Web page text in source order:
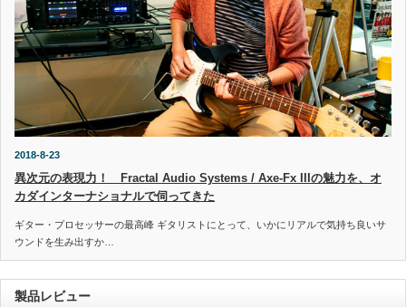
2018-8-23
異次元の表現力！ Fractal Audio Systems / Axe-Fx IIIの魅力を、オ
カダインターナショナルで伺ってきた
ギター・プロセッサーの最高峰 ギタリストにとって、いかにリアルで気持ち良いサ
ウンドを生み出すか…
製品レビュー